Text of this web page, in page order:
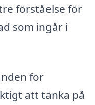
förståelse för
som ingår i
för
att tänka på